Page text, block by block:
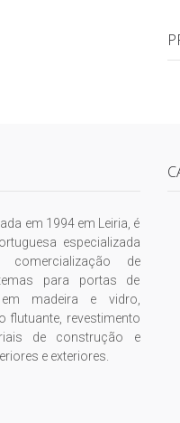
em 1994 em Leiria, é
especializada
de
para portas de
madeira e vidro,
flutuante, revestimento
de construção e
e exteriores.